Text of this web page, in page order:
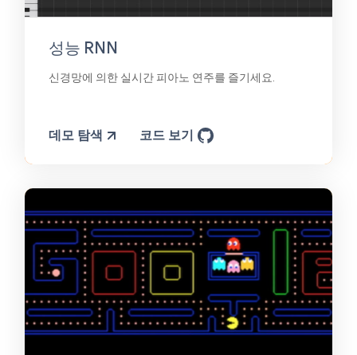
성능 RNN
신경망에 의한 실시간 피아노 연주를 즐기세요.
데모 탐색 코드 보기